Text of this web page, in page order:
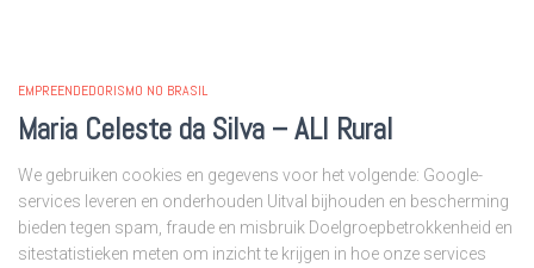
EMPREENDEDORISMO NO BRASIL
Maria Celeste da Silva – ALI Rural
We gebruiken cookies en gegevens voor het volgende: Google-
services leveren en onderhouden Uitval bijhouden en bescherming
bieden tegen spam, fraude en misbruik Doelgroepbetrokkenheid en
sitestatistieken meten om inzicht te krijgen in hoe onze services